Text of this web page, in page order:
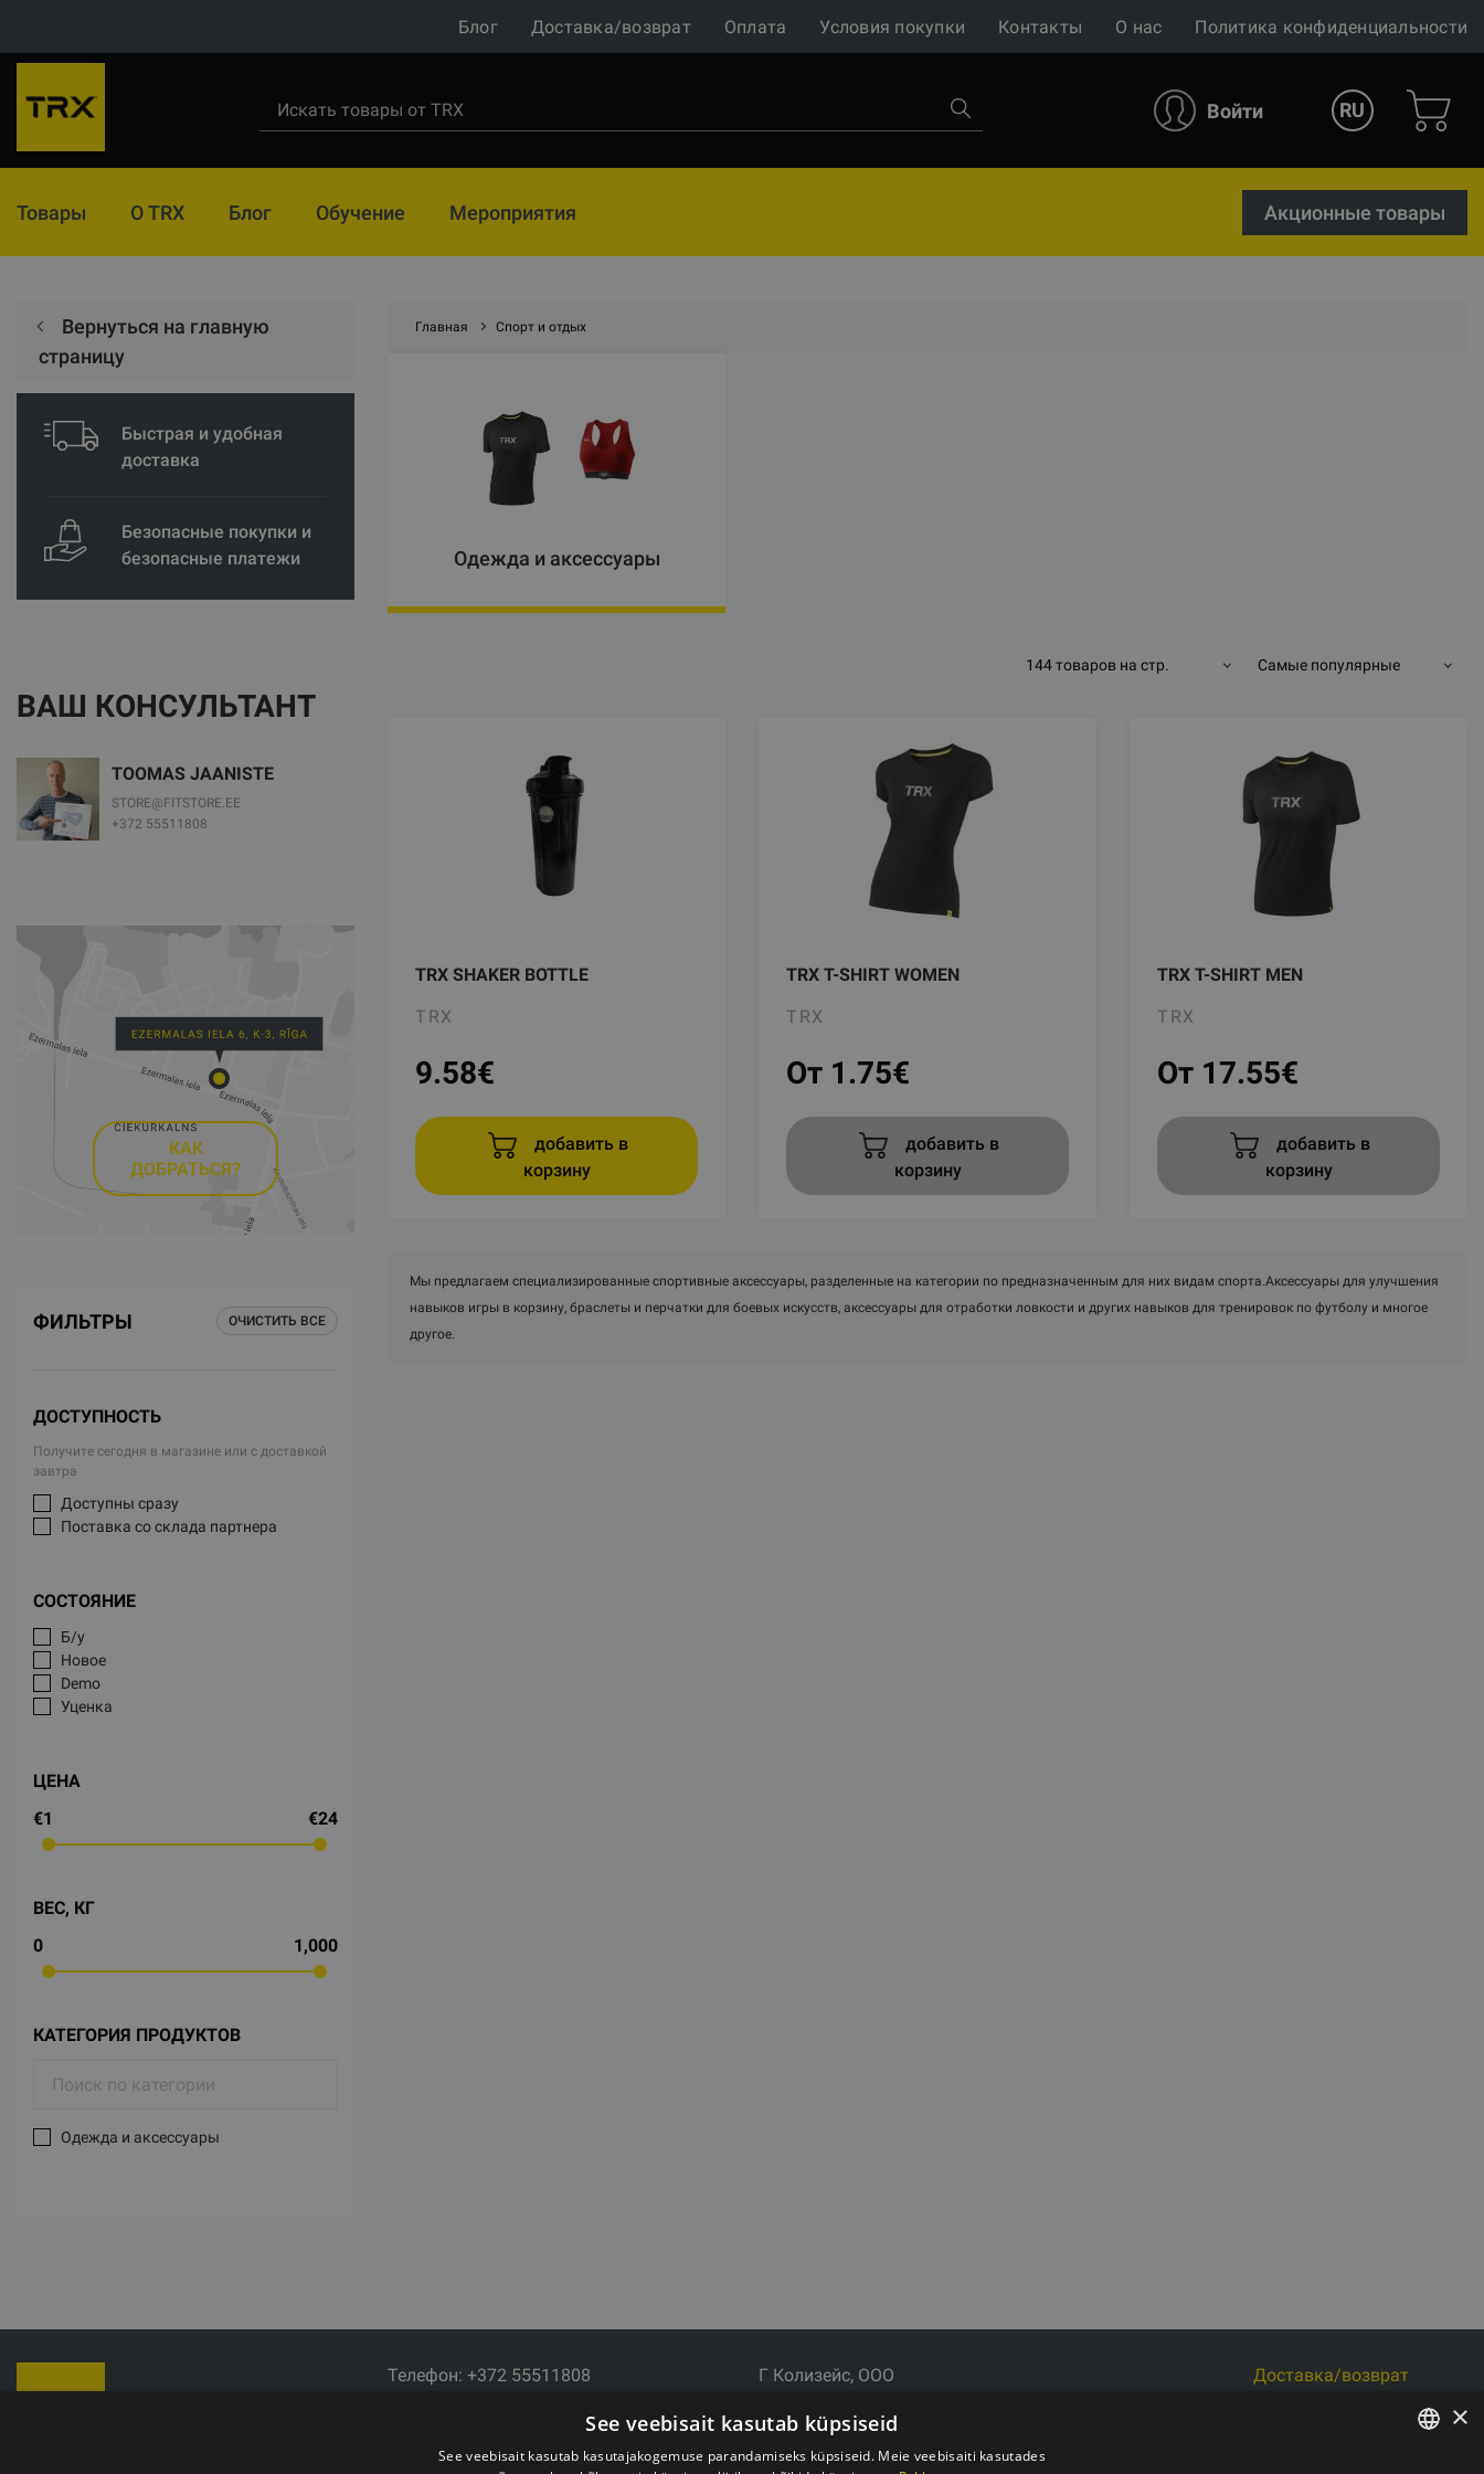
Блог Доставка/возврат Оплата Условия покупки Контакты О нас Политика конфиденциальности
Войти RU
Товары О TRX Блог Обучение Мероприятия Акционные товары
Вернуться на главную
страницу
Быстрая и удобная
доставка
Безопасные покупки и
безопасные платежи
ВАШ КОНСУЛЬТАНТ
TOOMAS JAANISTE
STORE@FITSTORE.EE
+372 55511808
КАК
ДОБРАТЬСЯ?
ФИЛЬТРЫ ОЧИСТИТЬ ВСЕ
ДОСТУПНОСТЬ
Получите сегодня в магазине или с доставкой
завтра
Доступны сразу
Поставка со склада партнера
СОСТОЯНИЕ
Б/у
Новое
Demo
Уценка
ЦЕНА
€1
€24
ВЕС, КГ
0
1,000
КАТЕГОРИЯ ПРОДУКТОВ
Одежда и аксессуары
Главная Спорт и отдых
Одежда и аксессуары
144 товаров на стр. Самые популярные
TRX SHAKER BOTTLE
TRX
9.58€
добавить в
корзину
TRX T-SHIRT WOMEN
TRX
От 1.75€
добавить в
корзину
TRX T-SHIRT MEN
TRX
От 17.55€
добавить в
корзину
Мы предлагаем специализированные спортивные аксессуары, разделенные на категории по предназначенным для них видам спорта.Аксессуары для улучшения
навыков игры в корзину, браслеты и перчатки для боевых искусств, аксессуары для отработки ловкости и других навыков для тренировок по футболу и многое
другое.
Телефон: +372 55511808
Время работы: Пн-Пт с 9:00 до 18:00
Г Колизейс, ООО
LV-1006
Рег.№ 44103017158 НДС № LV44103017158
Доставка/возврат
×
See veebisait kasutab küpsiseid
See veebisait kasutab kasutajakogemuse parandamiseks küpsiseid. Meie veebisaiti kasutades